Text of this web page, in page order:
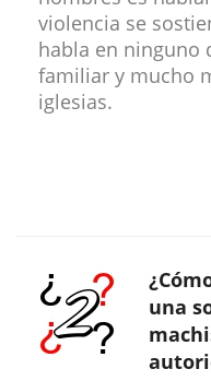
violencia se
habla en ninguno
familiar y mucho
iglesias.
una